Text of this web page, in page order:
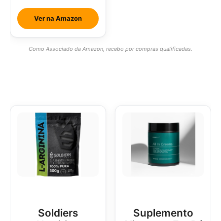
Ver na Amazon
Como Associado da Amazon, recebo por compras qualificadas.
Soldiers
Suplemento